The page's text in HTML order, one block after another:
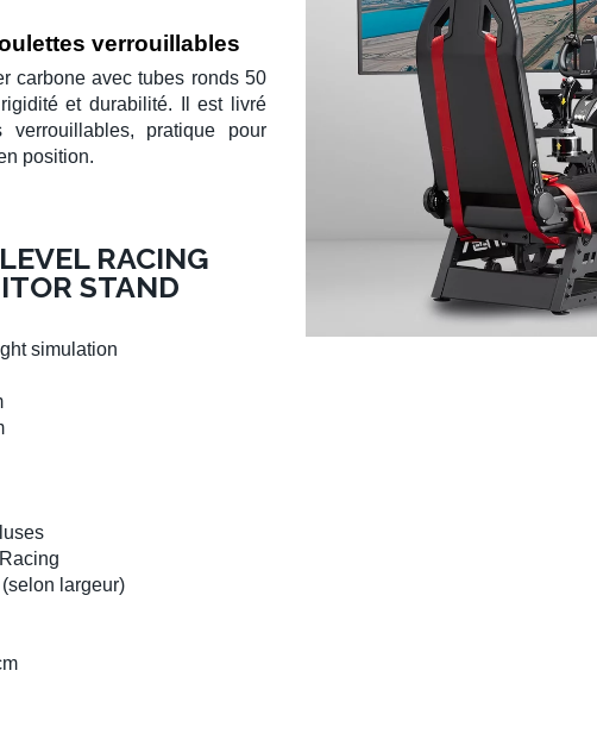
verrouillables
carboneavec tubes ronds50
et durabilité. Il est livré
verrouillables, pratique pour
position.
RACING
STAND
simulation
largeur)